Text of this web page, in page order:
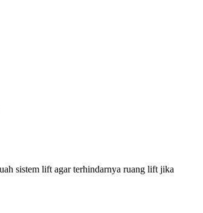
sistem lift agar terhindarnya ruang lift jika